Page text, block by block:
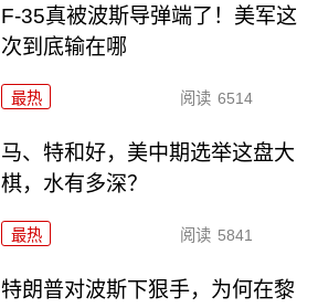
F-35真被波斯导弹端了！美军这
次到底输在哪
最热 阅读 6514
马、特和好，美中期选举这盘大
棋，水有多深？
最热 阅读 5841
特朗普对波斯下狠手，为何在黎